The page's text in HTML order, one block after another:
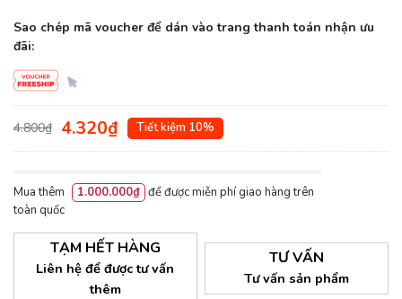
Sao chép mã voucher để dán vào trang thanh toán nhận ưu
đãi:
4.800₫ 4.320₫ Tiết kiệm 10%
Mua thêm 1.000.000₫ để được miễn phí giao hàng trên
toàn quốc
TẠM HẾT HÀNG
Liên hệ để được tư vấn
thêm
TƯ VẤN
Tư vấn sản phẩm